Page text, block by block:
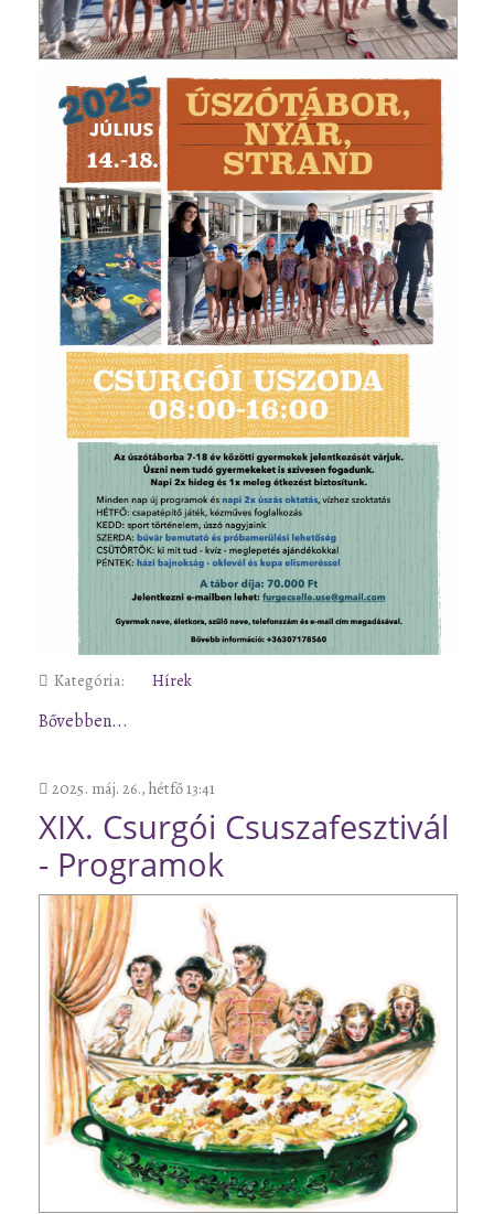
Kategória: Hírek
Bővebben...
2025. máj. 26., hétfő 13:41
XIX. Csurgói Csuszafesztivál
- Programok